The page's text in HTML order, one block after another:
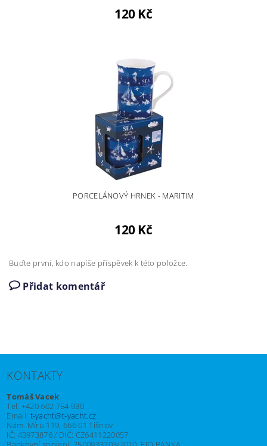
120 Kč
PORCELÁNOVÝ HRNEK - MARITIM
120 Kč
Buďte první, kdo napíše příspěvek k této položce.
Přidat komentář
KONTAKTY
Tomáš Vacek
Tel: +420 602 754 930
Email: t-yacht@t-yacht.cz
Nám. Míru 119, 666 01 Tišnov
IČ: 43973876 / DIČ: CZ6411220057